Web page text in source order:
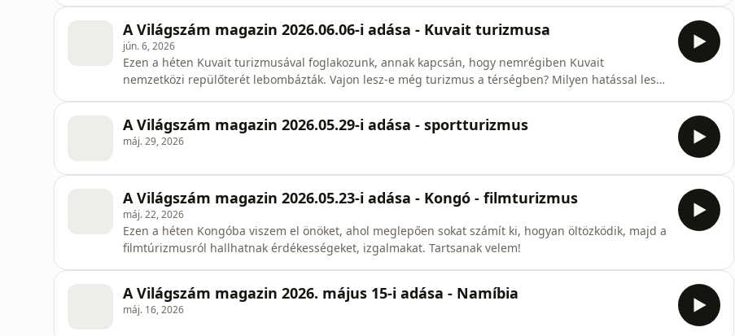
A Világszám magazin 2026.06.06-i adása - Kuvait turizmusa
jún. 6, 2026
Ezen a héten Kuvait turizmusával foglakozunk, annak kapcsán, hogy nemrégiben Kuvait
nemzetközi repülőterét lebombázták. Vajon lesz-e még turizmus a térségben? Milyen hatással lesz
A Világszám magazin 2026.05.29-i adása - sportturizmus
máj. 29, 2026
A Világszám magazin 2026.05.23-i adása - Kongó - filmturizmus
máj. 22, 2026
Ezen a héten Kongóba viszem el önöket, ahol meglepően sokat számít ki, hogyan öltözködik, majd a
filmtúrizmusról hallhatnak érdékességeket, izgalmakat. Tartsanak velem!
A Világszám magazin 2026. május 15-i adása - Namíbia
máj. 16, 2026